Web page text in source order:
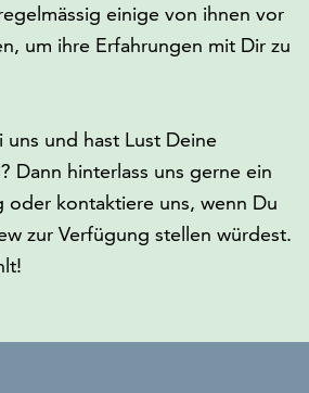
einige von ihnen vor
um ihre Erfahrungen mit Dir zu
uns und hast Lust Deine
Dann hinterlass uns gerne ein
oder kontaktiere uns, wenn Du
zur Verfügung stellen würdest.